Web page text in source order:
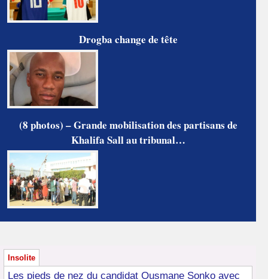
Drogba change de tête
(8 photos) – Grande mobilisation des partisans de
Khalifa Sall au tribunal…
Insolite
Les pieds de nez du candidat Ousmane Sonko avec